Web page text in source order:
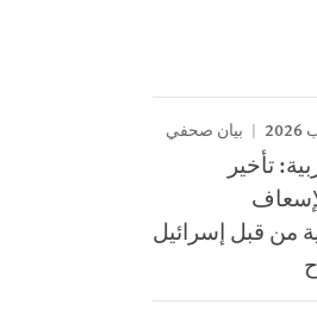
بيان صحفي
تأخير
من قبل إسرائيل